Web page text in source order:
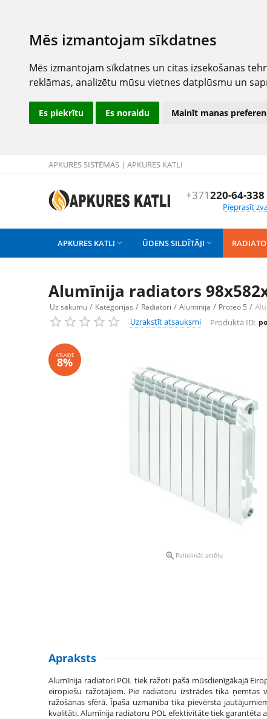
Mēs izmantojam sīkdatnes
Mēs izmantojam sīkdatnes un citas izsekošanas
reklāmas, analizētu mūsu vietnes datplūsmu un
Es piekrītu Es noraidu Mainīt manas
APKURES SISTĒMAS | APKURES KATLI
+371220-64-338
Pieprasīt
APKURES KATLI  ŪDENS SILDĪTĀJI 
Alumīnija radiators
Uz sākumu / Kategorijas / Radiatori / Alumīnija / Proteo 5 /
Uzrakstīt atsauksmi Produkta ID:
ATLAIDE
8%
 Palielināt attēlu
Apraksts
Alumīnija radiatori POL tiek ražoti pašā mūsdienīgākajā
eiropiešu ražotājiem. Pie radiatoru izstrādes tika ņemtas
ražošanas sfērā. Īpaša uzmanība tika pievērsta
kvalitāti. Alumīnija radiatoru POL efektivitāte tiek garantēta